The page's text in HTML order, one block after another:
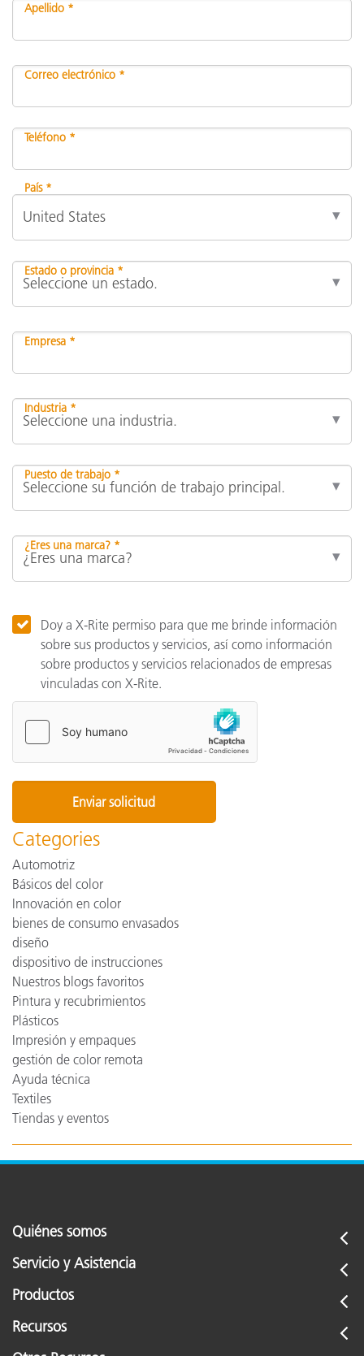
Apellido *
Correo electrónico *
Teléfono *
País *
Estado o provincia *
Empresa *
Industria *
Puesto de trabajo *
¿Eres una marca? *
Doy a X-Rite permiso para que me brinde información
sobre sus productos y servicios, así como información
sobre productos y servicios relacionados de empresas
vinculadas con X-Rite.
Categories
Automotriz
Básicos del color
Innovación en color
bienes de consumo envasados
diseño
dispositivo de instrucciones
Nuestros blogs favoritos
Pintura y recubrimientos
Plásticos
Impresión y empaques
gestión de color remota
Ayuda técnica
Textiles
Tiendas y eventos
Quiénes somos
Servicio y Asistencia
Productos
Recursos